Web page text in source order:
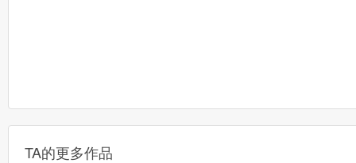
TA的更多作品